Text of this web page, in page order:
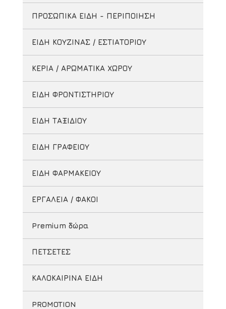
ΠΡΟΣΩΠΙΚΑ ΕΙΔΗ - ΠΕΡΙΠΟΙΗΣΗ
ΕΙΔΗ ΚΟΥΖΙΝΑΣ / ΕΣΤΙΑΤΟΡΙΟΥ
ΚΕΡΙΑ / ΑΡΩΜΑΤΙΚΑ ΧΩΡΟΥ
ΕΙΔΗ ΦΡΟΝΤΙΣΤΗΡΙΟΥ
ΕΙΔΗ ΤΑΞΙΔΙΟΥ
ΕΙΔΗ ΓΡΑΦΕΙΟΥ
ΕΙΔΗ ΦΑΡΜΑΚΕΙΟΥ
ΕΡΓΑΛΕΙΑ / ΦΑΚΟΙ
Premium δώρα
ΠΕΤΣΕΤΕΣ
ΚΑΛΟΚΑΙΡΙΝΑ ΕΙΔΗ
PROMOTION